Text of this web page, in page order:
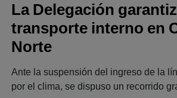
La Delegación
transporte interno en
Norte
Ante la suspensión del ingreso de la
por el clima, se dispuso un recorrido